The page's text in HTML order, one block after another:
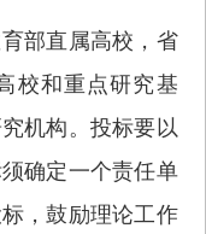
部直属高校，省
校和重点研究基
机构。投标要以
确定一个责任单
，鼓励理论工作